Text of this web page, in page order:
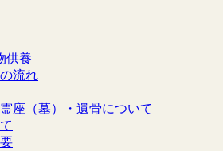
供養
流れ
座（墓）・遺骨について